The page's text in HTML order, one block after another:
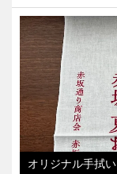
オリジナル手拭い